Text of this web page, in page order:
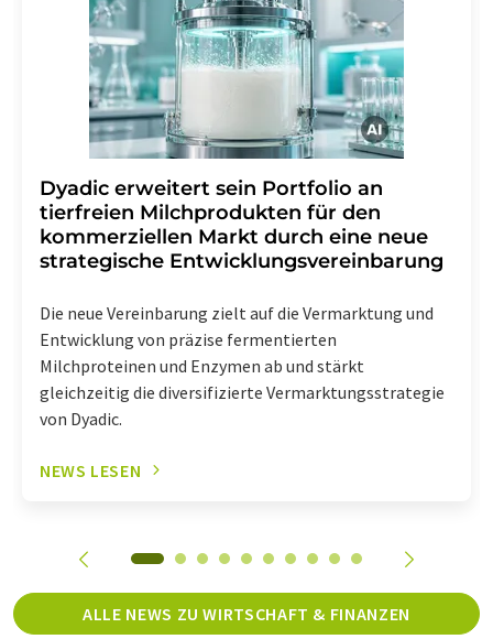
Dyadic erweitert sein Portfolio an
tierfreien Milchprodukten für den
kommerziellen Markt durch eine neue
strategische Entwicklungsvereinbarung
Die neue Vereinbarung zielt auf die Vermarktung und
Entwicklung von präzise fermentierten
Milchproteinen und Enzymen ab und stärkt
gleichzeitig die diversifizierte Vermarktungsstrategie
von Dyadic.
NEWS LESEN
ALLE NEWS ZU WIRTSCHAFT & FINANZEN